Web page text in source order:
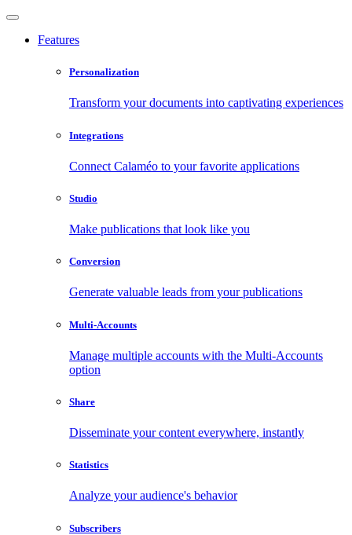
Features
Personalization
Transform your documents into captivating experiences
Integrations
Connect Calaméo to your favorite applications
Studio
Make publications that look like you
Conversion
Generate valuable leads from your publications
Multi-Accounts
Manage multiple accounts with the Multi-Accounts
option
Share
Disseminate your content everywhere, instantly
Statistics
Analyze your audience's behavior
Subscribers